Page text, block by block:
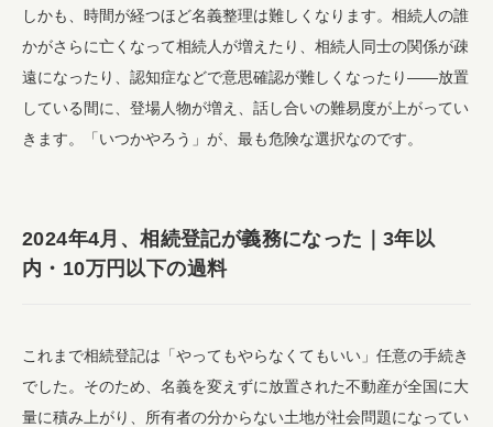
しかも、時間が経つほど名義整理は難しくなります。相続人の誰
かがさらに亡くなって相続人が増えたり、相続人同士の関係が疎
遠になったり、認知症などで意思確認が難しくなったり——放置
している間に、登場人物が増え、話し合いの難易度が上がってい
きます。「いつかやろう」が、最も危険な選択なのです。
2024年4月、相続登記が義務になった｜3年以
内・10万円以下の過料
これまで相続登記は「やってもやらなくてもいい」任意の手続き
でした。そのため、名義を変えずに放置された不動産が全国に大
量に積み上がり、所有者の分からない土地が社会問題になってい